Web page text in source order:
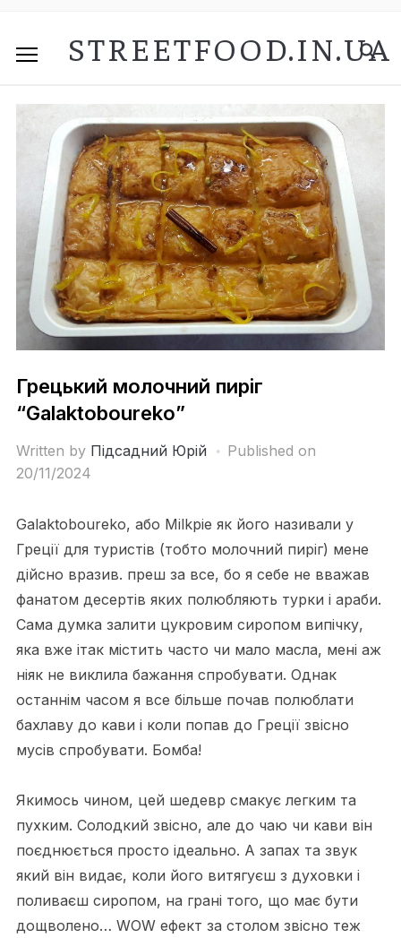
STREETFOOD.IN.UA
Грецький молочний пиріг
“Galaktoboureko”
Written by Підсадний Юрій
Published on
20/11/2024
Galaktoboureko, або Milkpie як його називали у
Греції для туристів (тобто молочний пиріг) мене
дійсно вразив. преш за все, бо я себе не вважав
фанатом десертів яких полюбляють турки і араби.
Сама думка залити цукровим сиропом випічку,
яка вже ітак містить часто чи мало масла, мені аж
ніяк не виклила бажання спробувати. Однак
останнім часом я все більше почав полюблати
бахлаву до кави і коли попав до Греції звісно
мусів спробувати. Бомба!
Якимось чином, цей шедевр смакує легким та
пухким. Солодкий звісно, але до чаю чи кави він
поєднюється просто ідеально. А запах та звук
який він видає, коли його витягуєш з духовки і
поливаєш сиропом, на грані того, що має бути
дощволено… WOW ефект за столом звісно теж